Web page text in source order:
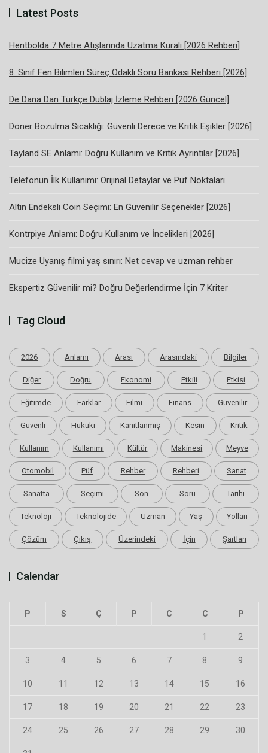
Latest Posts
Hentbolda 7 Metre Atışlarında Uzatma Kuralı [2026 Rehberi]
8. Sınıf Fen Bilimleri Süreç Odaklı Soru Bankası Rehberi [2026]
De Dana Dan Türkçe Dublaj İzleme Rehberi [2026 Güncel]
Döner Bozulma Sıcaklığı: Güvenli Derece ve Kritik Eşikler [2026]
Tayland SE Anlamı: Doğru Kullanım ve Kritik Ayrıntılar [2026]
Telefonun İlk Kullanımı: Orijinal Detaylar ve Püf Noktaları
Altın Endeksli Coin Seçimi: En Güvenilir Seçenekler [2026]
Kontrpiye Anlamı: Doğru Kullanım ve İncelikleri [2026]
Mucize Uyanış filmi yaş sınırı: Net cevap ve uzman rehber
Ekspertiz Güvenilir mi? Doğru Değerlendirme İçin 7 Kriter
Tag Cloud
2026 Anlamı Arası Arasındaki Bilgiler
Diğer Doğru Ekonomi Etkili Etkisi
Eğitimde Farklar Filmi Finans Güvenilir
Güvenli Hukuki Kanıtlanmış Kesin Kritik
Kullanım Kullanımı Kültür Makinesi Meyve
Otomobil Püf Rehber Rehberi Sanat
Sanatta Seçimi Son Soru Tarihi
Teknoloji Teknolojide Uzman Yaş Yolları
Çözüm Çıkış Üzerindeki İçin Şartları
Calendar
P S Ç P C C P
1 2
3 4 5 6 7 8 9
10 11 12 13 14 15 16
17 18 19 20 21 22 23
24 25 26 27 28 29 30